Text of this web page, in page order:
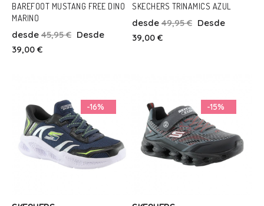
23
BAREFOOT MUSTANG FREE DINO
MARINO
desde 45,95 € Desde
39,00 €
SKECHERS TRINAMICS AZUL
desde 49,95 € Desde
39,00 €
-16% -15%